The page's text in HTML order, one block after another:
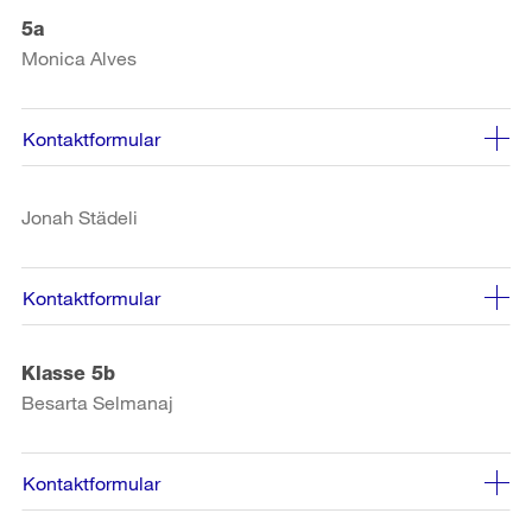
5a
Monica Alves
Kontaktformular
Jonah Städeli
Kontaktformular
Klasse 5b
Besarta Selmanaj
Kontaktformular